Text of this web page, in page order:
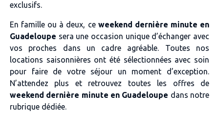
exclusifs.
En famille ou à deux, ce weekend dernière minute en
Guadeloupe sera une occasion unique d’échanger avec
vos proches dans un cadre agréable. Toutes nos
locations saisonnières ont été sélectionnées avec soin
pour faire de votre séjour un moment d’exception.
N’attendez plus et retrouvez toutes les offres de
weekend dernière minute en Guadeloupe dans notre
rubrique dédiée.